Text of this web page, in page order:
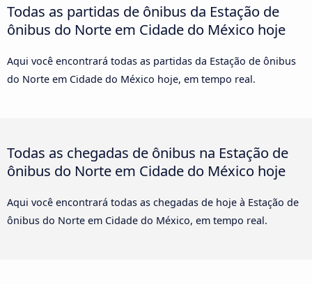
Todas as partidas de ônibus da Estação de
ônibus do Norte em Cidade do México hoje
Aqui você encontrará todas as partidas da Estação de ônibus
do Norte em Cidade do México hoje, em tempo real.
Todas as chegadas de ônibus na Estação de
ônibus do Norte em Cidade do México hoje
Aqui você encontrará todas as chegadas de hoje à Estação de
ônibus do Norte em Cidade do México, em tempo real.